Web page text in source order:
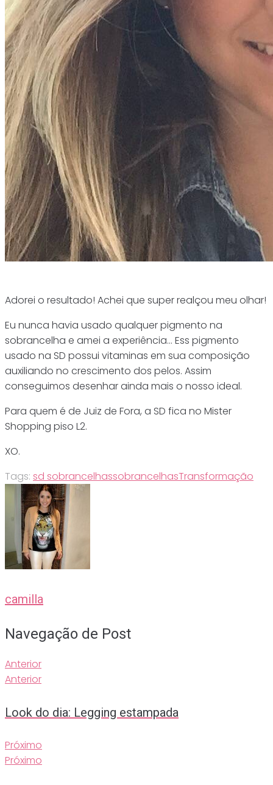
Adorei o resultado! Achei que super realçou meu olhar!
Eu nunca havia usado qualquer pigmento na
sobrancelha e amei a experiência… Ess pigmento
usado na SD possui vitaminas em sua composição
auxiliando no crescimento dos pelos. Assim
conseguimos desenhar ainda mais o nosso ideal.
Para quem é de Juiz de Fora, a SD fica no Mister
Shopping piso L2.
XO.
Tags: sd sobrancelhassobrancelhasTransformação
camilla
Navegação de Post
Anterior
Anterior
Look do dia: Legging estampada
Próximo
Próximo